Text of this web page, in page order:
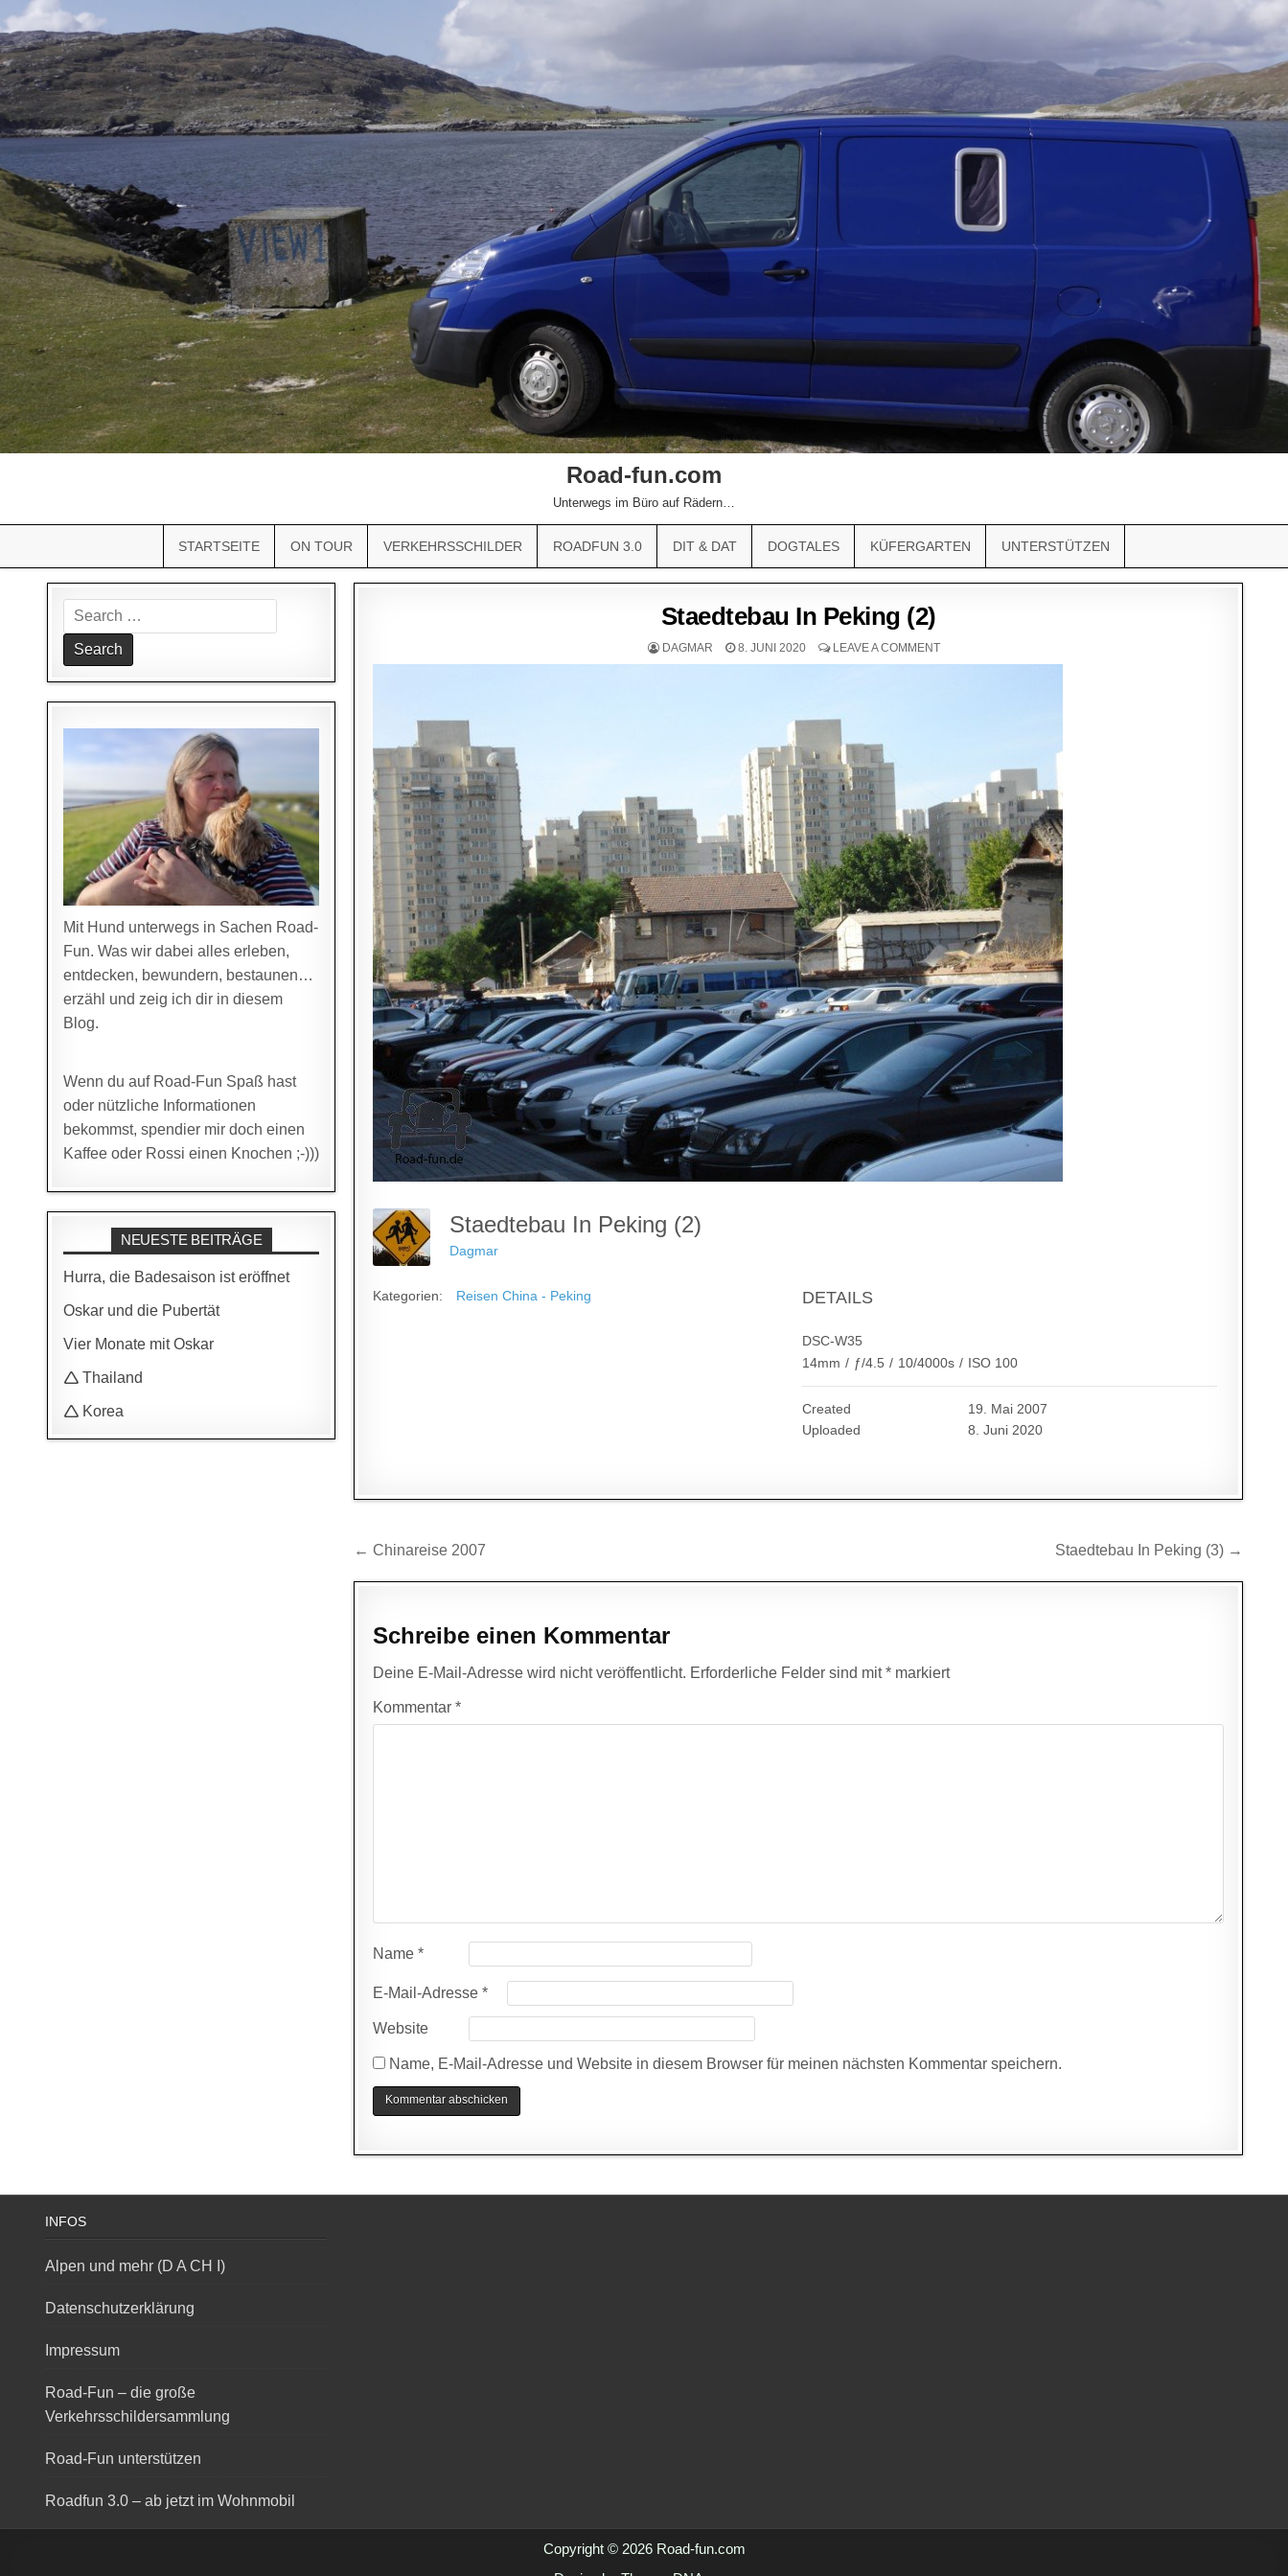
Road-fun.com
Unterwegs im Büro auf Rädern…
STARTSEITE ON TOUR VERKEHRSSCHILDER ROADFUN 3.0 DIT & DAT DOGTALES KÜFERGARTEN UNTERSTÜTZEN
Staedtebau In Peking (2)
DAGMAR 8. JUNI 2020 LEAVE A COMMENT
Staedtebau In Peking (2)
Dagmar
Kategorien: Reisen China - Peking DETAILS
DSC-W35
14mm / ƒ/4.5 / 10/4000s / ISO 100
Created
19. Mai 2007
Uploaded
8. Juni 2020
Beitragsnavigation
← Chinareise 2007 Staedtebau In Peking (3) →
Schreibe einen Kommentar
Deine E-Mail-Adresse wird nicht veröffentlicht. Erforderliche Felder sind mit* markiert
Kommentar*
Name*
E-Mail-Adresse*
Website
Name, E-Mail-Adresse und Website in diesem Browser für meinen nächsten Kommentar speichern.
Search
for:
Mit Hund unterwegs in Sachen Road-
Fun. Was wir dabei alles erleben,
entdecken, bewundern, bestaunen…
erzähl und zeig ich dir in diesem
Blog.
Wenn du auf Road-Fun Spaß hast
oder nützliche Informationen
bekommst, spendier mir doch einen
Kaffee oder Rossi einen Knochen ;-)))
NEUESTE BEITRÄGE
Hurra, die Badesaison ist eröffnet
Oskar und die Pubertät
Vier Monate mit Oskar
🛆 Thailand
🛆 Korea
INFOS
Alpen und mehr (D A CH I)
Datenschutzerklärung
Impressum
Road-Fun – die große
Verkehrsschildersammlung
Road-Fun unterstützen
Roadfun 3.0 – ab jetzt im Wohnmobil
Copyright © 2026 Road-fun.com